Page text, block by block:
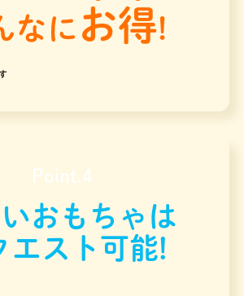
なに お得!
Point.4
おもちゃは
エスト可能!